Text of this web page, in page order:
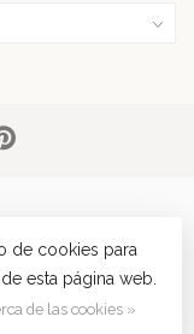
Lightspeed- Theme by
de cookies para
esta página web.
de las cookies »